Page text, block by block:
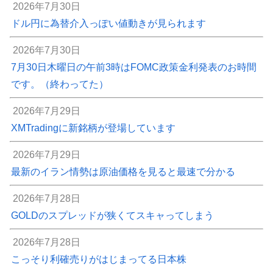
2026年7月30日
ドル円に為替介入っぽい値動きが見られます
2026年7月30日
7月30日木曜日の午前3時はFOMC政策金利発表のお時間
です。（終わってた）
2026年7月29日
XMTradingに新銘柄が登場しています
2026年7月29日
最新のイラン情勢は原油価格を見ると最速で分かる
2026年7月28日
GOLDのスプレッドが狭くてスキャってしまう
2026年7月28日
こっそり利確売りがはじまってる日本株